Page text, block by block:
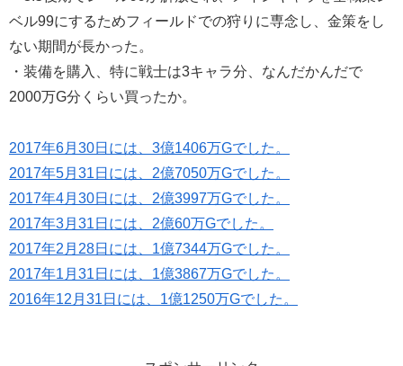
ベル99にするためフィールドでの狩りに専念し、金策をし
ない期間が長かった。
・装備を購入、特に戦士は3キャラ分、なんだかんだで
2000万G分くらい買ったか。
2017年6月30日には、3億1406万Gでした。
2017年5月31日には、2億7050万Gでした。
2017年4月30日には、2億3997万Gでした。
2017年3月31日には、2億60万Gでした。
2017年2月28日には、1億7344万Gでした。
2017年1月31日には、1億3867万Gでした。
2016年12月31日には、1億1250万Gでした。